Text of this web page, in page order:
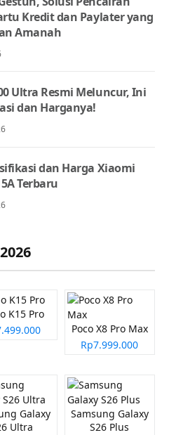
Kredit dan Paylater yang
Amanah
Ultra Resmi Meluncur, Ini
dan Harganya!
dan Harga Xiaomi
Terbaru
K15 Pro
Poco X8 Pro Max
Rp7.999.000
Galaxy
Ultra
Samsung Galaxy
S26 Plus